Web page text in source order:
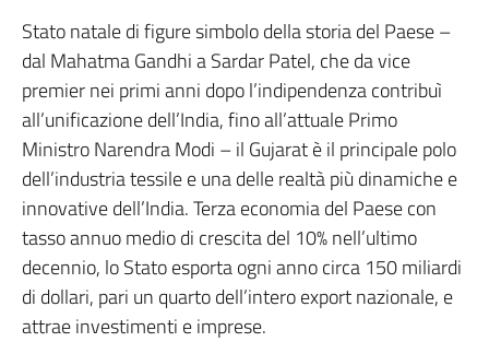
Stato natale di figure simbolo della storia del Paese –
dal Mahatma Gandhi a Sardar Patel, che da vice
premier nei primi anni dopo l’indipendenza contribuì
all’unificazione dell’India, fino all’attuale Primo
Ministro Narendra Modi – il Gujarat è il principale polo
dell’industria tessile e una delle realtà più dinamiche e
innovative dell’India. Terza economia del Paese con
tasso annuo medio di crescita del 10% nell’ultimo
decennio, lo Stato esporta ogni anno circa 150 miliardi
di dollari, pari un quarto dell’intero export nazionale, e
attrae investimenti e imprese.